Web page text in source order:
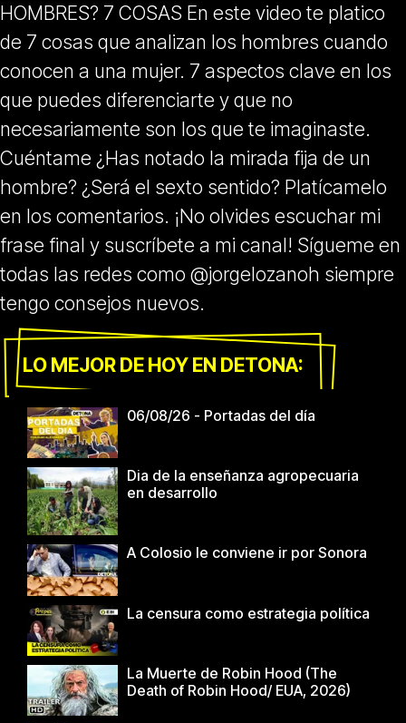
HOMBRES? 7 COSAS En este video te platico
de 7 cosas que analizan los hombres cuando
conocen a una mujer. 7 aspectos clave en los
que puedes diferenciarte y que no
necesariamente son los que te imaginaste.
Cuéntame ¿Has notado la mirada fija de un
hombre? ¿Será el sexto sentido? Platícamelo
en los comentarios. ¡No olvides escuchar mi
frase final y suscríbete a mi canal! Sígueme en
todas las redes como @jorgelozanoh siempre
tengo consejos nuevos.
LO MEJOR DE HOY EN DETONA:
06/08/26 - Portadas del día
Dia de la enseñanza agropecuaria
en desarrollo
A Colosio le conviene ir por Sonora
La censura como estrategia política
La Muerte de Robin Hood (The
Death of Robin Hood/ EUA, 2026)